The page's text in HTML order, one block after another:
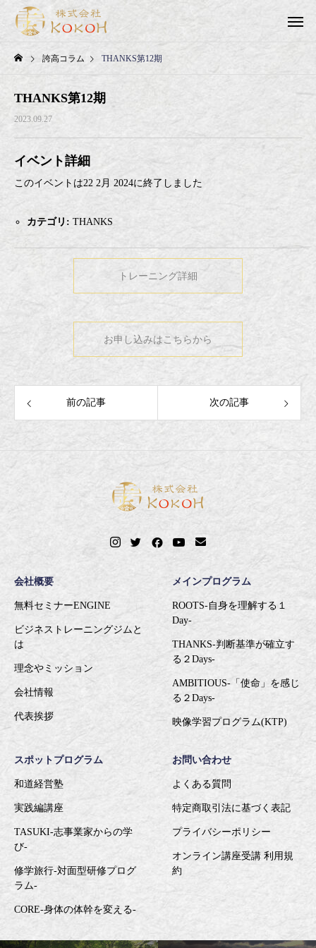
誇高コラム THANKS第12期
THANKS第12期
2023.09.27
イベント詳細
このイベントは22 2月 2024に終了しました
カテゴリ: THANKS
トレーニング詳細
お申し込みはこちらから
前の記事 次の記事
会社概要
無料セミナーENGINE
ビジネストレーニングジムと
は
理念やミッション
会社情報
代表挨拶
メインプログラム
ROOTS-自身を理解する１
Day-
THANKS-判断基準が確立す
る２Days-
AMBITIOUS-「使命」を感じ
る２Days-
映像学習プログラム(KTP)
スポットプログラム
和道経営塾
実践編講座
TASUKI-志事業家からの学
び-
修学旅行-対面型研修プログ
ラム-
CORE-身体の体幹を変える-
お問い合わせ
よくある質問
特定商取引法に基づく表記
プライバシーポリシー
オンライン講座受講 利用規
約